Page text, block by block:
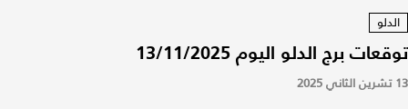
الدلو
توقعات برج الدلو اليوم 13/11/2025
13 تشرين الثاني 2025